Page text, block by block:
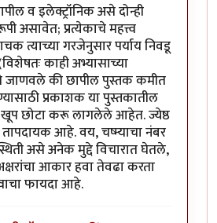
व इलेक्ट्रॉनिक असे दोन्ही
असावेत; प्रत्येकाचे महत्त्व
त्याच्या गरजेनुसार पर्याय निवडू
काही अभ्यासाच्या
जाणवले की छापील पुस्तक कमीत
प्रकाशक या पुस्तकातील
खूप छोटा करू लागलेले आहेत. ज्येष्ठ
तापदायक आहे. वय, चष्म्याचा नंबर
असे अनेक मुद्दे विचारात घेतले,
आकार हवा तेवढा करता
फायदा आहे.